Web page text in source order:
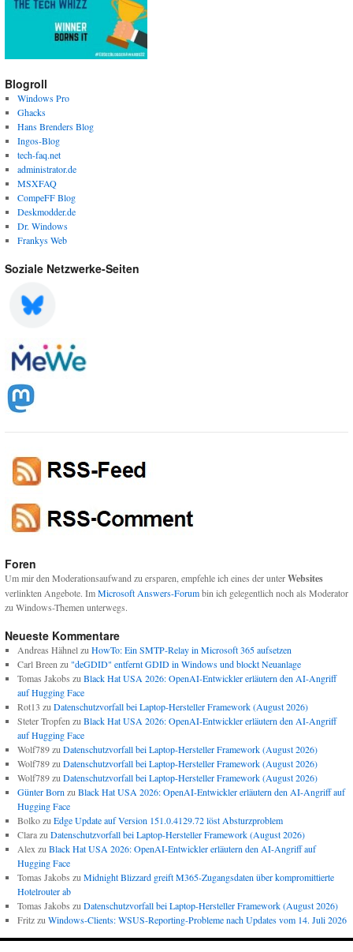
Blogroll
Windows Pro
Ghacks
Hans Brenders Blog
Ingos-Blog
tech-faq.net
administrator.de
MSXFAQ
CompeFF Blog
Deskmodder.de
Dr. Windows
Frankys Web
Soziale Netzwerke-Seiten
Foren
Um mir den Moderationsaufwand zu ersparen, empfehle ich eines der unterWebsites
verlinkten Angebote. ImMicrosoft Answers-Forumbin ich gelegentlich noch als Moderator
zu Windows-Themen unterwegs.
Neueste Kommentare
Andreas Hähnelzu HowTo: Ein SMTP-Relay in Microsoft 365 aufsetzen
Carl Breen zu "deGDID" entfernt GDID in Windows und blockt Neuanlage
Tomas Jakobs zu Black Hat USA 2026: OpenAI-Entwickler erläutern den AI-Angriff
auf Hugging Face
Rot13 zu Datenschutzvorfall bei Laptop-Hersteller Framework (August 2026)
Steter Tropfen zu Black Hat USA 2026: OpenAI-Entwickler erläutern den AI-Angriff
auf Hugging Face
Wolf789zu Datenschutzvorfall bei Laptop-Hersteller Framework (August 2026)
Wolf789zu Datenschutzvorfall bei Laptop-Hersteller Framework (August 2026)
Wolf789zu Datenschutzvorfall bei Laptop-Hersteller Framework (August 2026)
Günter Born zu Black Hat USA 2026: OpenAI-Entwickler erläutern den AI-Angriff auf
Hugging Face
Bolkozu Edge Update auf Version 151.0.4129.72 löst Absturzproblem
Clarazu Datenschutzvorfall bei Laptop-Hersteller Framework (August 2026)
Alex zu Black Hat USA 2026: OpenAI-Entwickler erläutern den AI-Angriff auf
Hugging Face
Tomas Jakobs zu Midnight Blizzard greift M365-Zugangsdaten über kompromittierte
Hotelrouter ab
Tomas Jakobs zu Datenschutzvorfall bei Laptop-Hersteller Framework (August 2026)
Fritzzu Windows-Clients: WSUS-Reporting-Probleme nach Updates vom 14. Juli 2026